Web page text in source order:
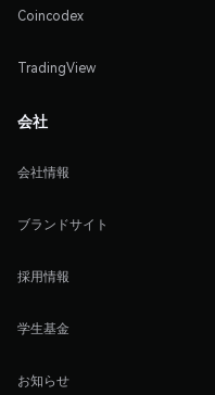
Coincodex
TradingView
会社
会社情報
ブランドサイト
採用情報
学生基金
お知らせ